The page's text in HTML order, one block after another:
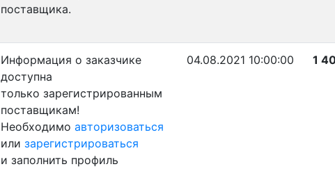
поставщика.
Информация о заказчике
доступна
только зарегистрированным
поставщикам!
Необходимо авторизоваться
или зарегистрироваться
и заполнить профиль
04.08.2021 10:00:00 1